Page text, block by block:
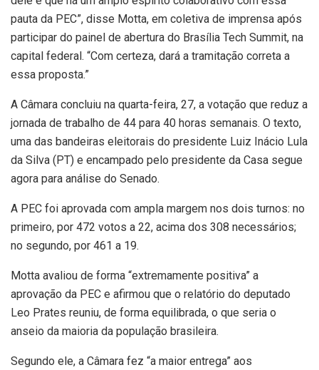
pauta da PEC”, disse Motta, em coletiva de imprensa após
participar do painel de abertura do Brasília Tech Summit, na
capital federal. “Com certeza, dará a tramitação correta a
essa proposta.”
A Câmara concluiu na quarta-feira, 27, a votação que reduz a
jornada de trabalho de 44 para 40 horas semanais. O texto,
uma das bandeiras eleitorais do presidente Luiz Inácio Lula
da Silva (PT) e encampado pelo presidente da Casa segue
agora para análise do Senado.
A PEC foi aprovada com ampla margem nos dois turnos: no
primeiro, por 472 votos a 22, acima dos 308 necessários;
no segundo, por 461 a 19.
Motta avaliou de forma “extremamente positiva” a
aprovação da PEC e afirmou que o relatório do deputado
Leo Prates reuniu, de forma equilibrada, o que seria o
anseio da maioria da população brasileira.
Segundo ele, a Câmara fez “a maior entrega” aos